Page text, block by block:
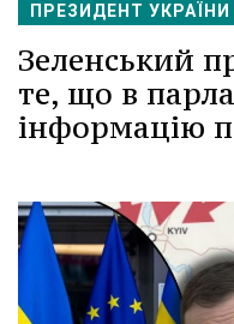
ПРЕЗИДЕНТ УКРАЇНИ
Зеленський
те, що в
інформацію